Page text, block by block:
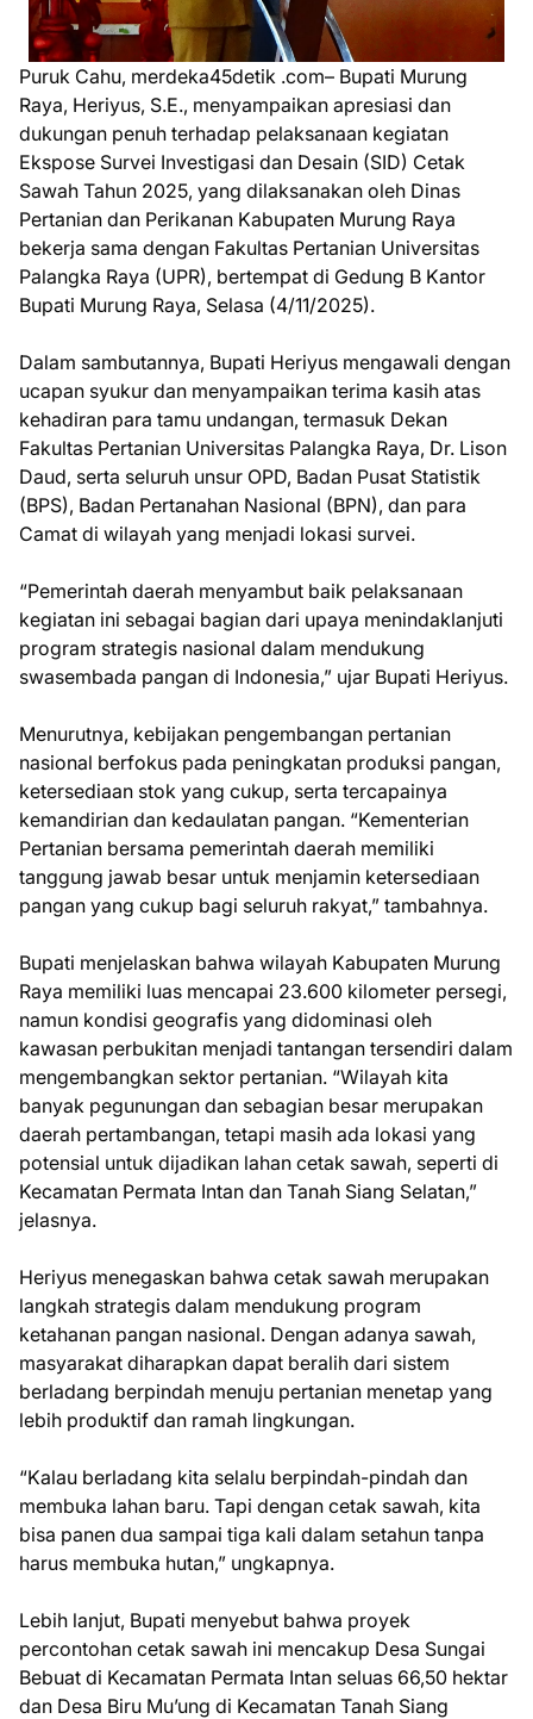
Puruk Cahu, merdeka45detik .com– Bupati Murung
Raya, Heriyus, S.E., menyampaikan apresiasi dan
dukungan penuh terhadap pelaksanaan kegiatan
Ekspose Survei Investigasi dan Desain (SID) Cetak
Sawah Tahun 2025, yang dilaksanakan oleh Dinas
Pertanian dan Perikanan Kabupaten Murung Raya
bekerja sama dengan Fakultas Pertanian Universitas
Palangka Raya (UPR), bertempat di Gedung B Kantor
Bupati Murung Raya, Selasa (4/11/2025).
Dalam sambutannya, Bupati Heriyus mengawali dengan
ucapan syukur dan menyampaikan terima kasih atas
kehadiran para tamu undangan, termasuk Dekan
Fakultas Pertanian Universitas Palangka Raya, Dr. Lison
Daud, serta seluruh unsur OPD, Badan Pusat Statistik
(BPS), Badan Pertanahan Nasional (BPN), dan para
Camat di wilayah yang menjadi lokasi survei.
“Pemerintah daerah menyambut baik pelaksanaan
kegiatan ini sebagai bagian dari upaya menindaklanjuti
program strategis nasional dalam mendukung
swasembada pangan di Indonesia,” ujar Bupati Heriyus.
Menurutnya, kebijakan pengembangan pertanian
nasional berfokus pada peningkatan produksi pangan,
ketersediaan stok yang cukup, serta tercapainya
kemandirian dan kedaulatan pangan. “Kementerian
Pertanian bersama pemerintah daerah memiliki
tanggung jawab besar untuk menjamin ketersediaan
pangan yang cukup bagi seluruh rakyat,” tambahnya.
Bupati menjelaskan bahwa wilayah Kabupaten Murung
Raya memiliki luas mencapai 23.600 kilometer persegi,
namun kondisi geografis yang didominasi oleh
kawasan perbukitan menjadi tantangan tersendiri dalam
mengembangkan sektor pertanian. “Wilayah kita
banyak pegunungan dan sebagian besar merupakan
daerah pertambangan, tetapi masih ada lokasi yang
potensial untuk dijadikan lahan cetak sawah, seperti di
Kecamatan Permata Intan dan Tanah Siang Selatan,”
jelasnya.
Heriyus menegaskan bahwa cetak sawah merupakan
langkah strategis dalam mendukung program
ketahanan pangan nasional. Dengan adanya sawah,
masyarakat diharapkan dapat beralih dari sistem
berladang berpindah menuju pertanian menetap yang
lebih produktif dan ramah lingkungan.
“Kalau berladang kita selalu berpindah-pindah dan
membuka lahan baru. Tapi dengan cetak sawah, kita
bisa panen dua sampai tiga kali dalam setahun tanpa
harus membuka hutan,” ungkapnya.
Lebih lanjut, Bupati menyebut bahwa proyek
percontohan cetak sawah ini mencakup Desa Sungai
Bebuat di Kecamatan Permata Intan seluas 66,50 hektar
dan Desa Biru Mu’ung di Kecamatan Tanah Siang